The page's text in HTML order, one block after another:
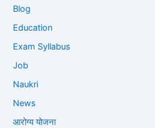
Blog
Education
Exam Syllabus
Job
Naukri
News
आरोग्य योजना